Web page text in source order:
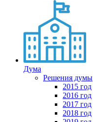
Дума
Решения думы
2015 год
2016 год
2017 год
2018 год